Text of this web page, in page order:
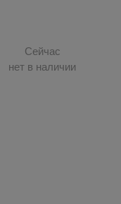
Сейчас
нет в наличии